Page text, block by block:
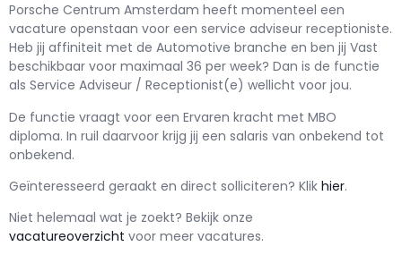
Porsche Centrum Amsterdam heeft momenteel een
vacature openstaan voor een service adviseur receptioniste.
Heb jij affiniteit met de Automotive branche en ben jij Vast
beschikbaar voor maximaal 36 per week? Dan is de functie
als Service Adviseur / Receptionist(e) wellicht voor jou.
De functie vraagt voor een Ervaren kracht met MBO
diploma. In ruil daarvoor krijg jij een salaris van onbekend tot
onbekend.
Geïnteresseerd geraakt en direct solliciteren? Klik hier.
Niet helemaal wat je zoekt? Bekijk onze
vacatureoverzicht voor meer vacatures.